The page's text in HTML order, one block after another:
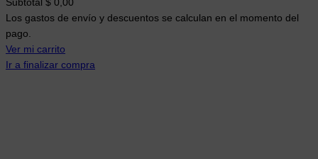
del
carrito
Subtotal $ 0,00
Los gastos de envío y descuentos se calculan en el momento del
pago.
Ver mi carrito
Ir a finalizar compra